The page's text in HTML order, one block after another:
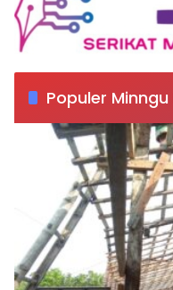
Populer Minngu